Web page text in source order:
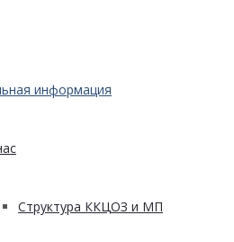
информация
Структура ККЦОЗ и МП